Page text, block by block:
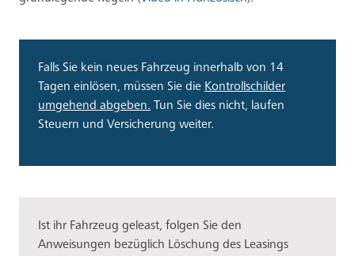
Falls Sie kein neues Fahrzeug innerhalb von 14
Tagen einlösen, müssen Sie die Kontrollschilder
umgehend abgeben. Tun Sie dies nicht, laufen
Steuern und Versicherung weiter.
Ist ihr Fahrzeug geleast, folgen Sie den
Anweisungen bezüglich Löschung des Leasings